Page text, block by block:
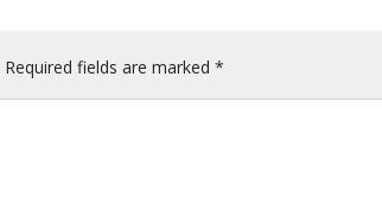
Required fields are marked *